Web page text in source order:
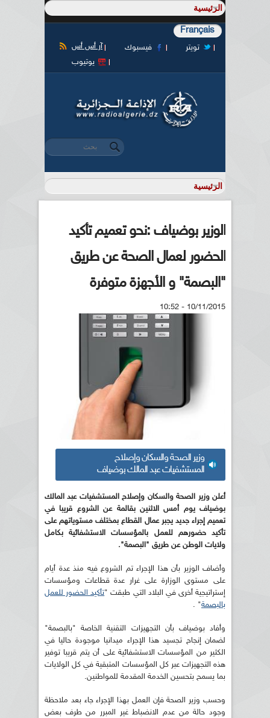
Français
آر أس أس فيسبوك
تويتر
يوتيوب
استمارة البحث
‏بحث ‏
الوزير بوضياف :نحو تعميم تأكيد
الحضور لعمال الصحة عن طريق
"البصمة" و الأجهزة متوفرة
10/11/2015 - 10:52
وزير الصحة والسكان وإصلاح
المستشفيات عبد المالك بوضياف
أعلن وزير الصحة والسكان وإصلاح المستشفيات عبد المالك
بوضياف يوم أمس الاثنين بقالمة عن الشروع قريبا في
تعميم إجراء جديد يجبر عمال القطاع بمختلف مستوياتهم على
تأكيد حضورهم للعمل بالمؤسسات الاستشفائية بكامل
ولايات الوطن عن طريق "البصمة".
وأضاف الوزير بأن هذا الإجراء تم الشروع فيه منذ عدة أيام
على مستوى الوزارة على غرار عدة قطاعات ومؤسسات
إستراتيجية أخرى في البلاد التي طبقت "تأكيد الحضور للعمل
بالبصمة" .
وأفاد بوضياف بأن التجهيزات التقنية الخاصة "بالبصمة"
لضمان إنجاح تجسيد هذا الإجراء ميدانيا موجودة حاليا في
الكثير من المؤسسات الاستشفائية على أن يتم قريبا توفير
هذه التجهيزات عبر كل المؤسسات المتبقية في كل الولايات
بما يسمح بتحسين الخدمة المقدمة للمواطنين.
وحسب وزير الصحة فإن العمل بهذا الإجراء جاء بعد ملاحظة
وجود حالة من عدم الانضباط غير المبرر من طرف بعض